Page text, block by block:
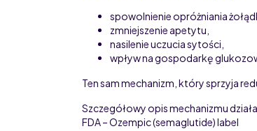
spowolnienie opróżniania
zmniejszenie apetytu,
nasilenie uczucia sytości,
wpływ na gospodarkę
Ten sam mechanizm, który sprzyja
Szczegółowy opis mechanizmu
FDA – Ozempic (semaglutide) label